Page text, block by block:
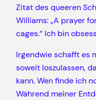
Zitat des queeren
Williams: „A prayer
cages.“ Ich bin
Irgendwie schafft es
soweit loszulassen,
kann. Wen finde ich
Während meiner